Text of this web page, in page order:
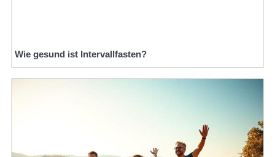
Wie gesund ist Intervallfasten?